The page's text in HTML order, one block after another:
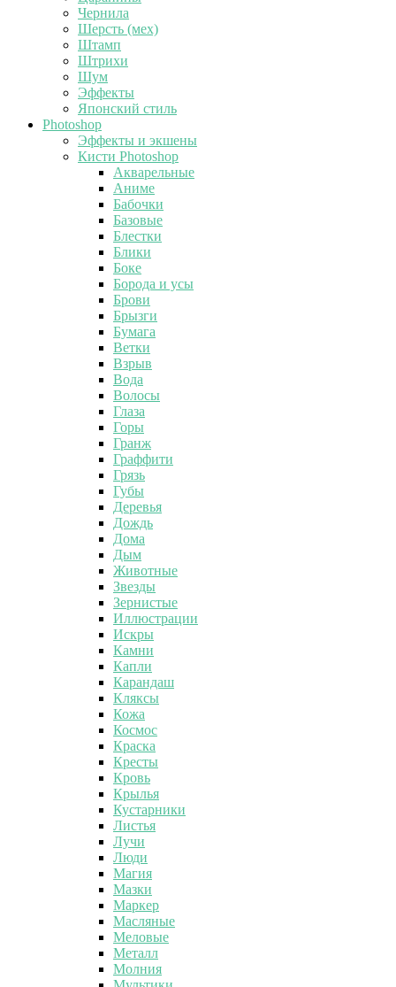
Чернила
Шерсть (мех)
Штамп
Штрихи
Шум
Эффекты
Японский стиль
Photoshop
Эффекты и экшены
Кисти Photoshop
Акварельные
Аниме
Бабочки
Базовые
Блестки
Блики
Боке
Борода и усы
Брови
Брызги
Бумага
Ветки
Взрыв
Вода
Волосы
Глаза
Горы
Гранж
Граффити
Грязь
Губы
Деревья
Дождь
Дома
Дым
Животные
Звезды
Зернистые
Иллюстрации
Искры
Камни
Капли
Карандаш
Кляксы
Кожа
Космос
Краска
Кресты
Кровь
Крылья
Кустарники
Листья
Лучи
Люди
Магия
Мазки
Маркер
Масляные
Меловые
Металл
Молния